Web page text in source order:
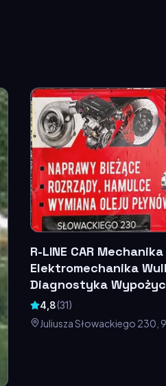
R-LINE CAR
Elektromechanika
Diagnostyka
4,8(31)
Juliusza Słowackiego